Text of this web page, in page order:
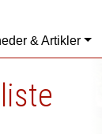
& Artikler